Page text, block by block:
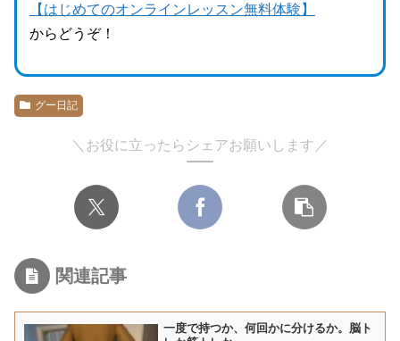
【はじめてのオンラインレッスン無料体験】
からどうぞ！
グー日記
＼お役に立ったらシェアお願いします／
関連記事
一度で持つか、何回かに分けるか。脳ト